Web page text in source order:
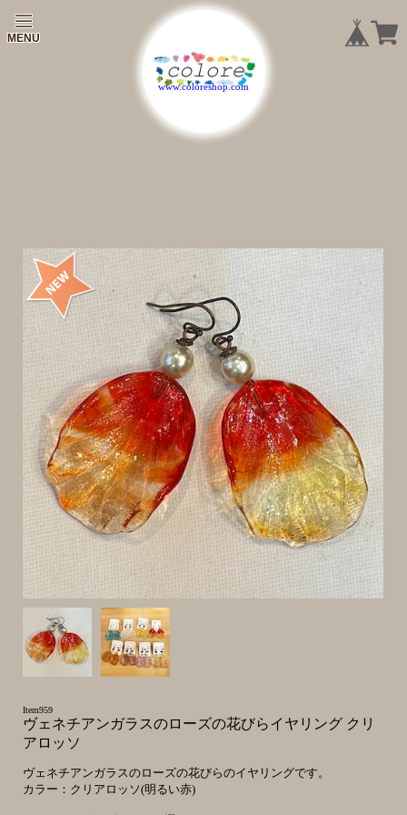
|
|
|
Item959
ヴェネチアンガラスのローズの花びらイヤリング クリ
アロッソ
ヴェネチアンガラスのローズの花びらのイヤリングです。
カラー：クリアロッソ(明るい赤)